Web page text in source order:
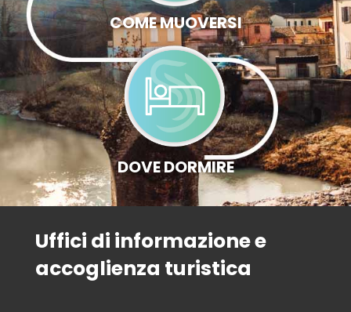
COME MUOVERSI
DOVE DORMIRE
Uffici di informazione e
accoglienza turistica